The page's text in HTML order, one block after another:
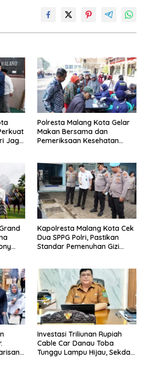
Jaga
Polresta Malang Kota Gelar
Makan Bersama dan
Pemeriksaan Kesehatan
Kapolresta Malang Kota Cek
Dua SPPG Polri, Pastikan
Standar Pemenuhan Gizi
Investasi Triliunan Rupiah
Cable Car Danau Toba
Tunggu Lampu Hijau, Sekda